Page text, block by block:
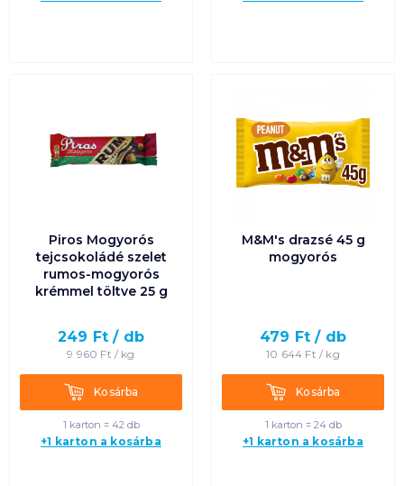
Piros Mogyorós
tejcsokoládé szelet
rumos-mogyorós
krémmel töltve 25 g
249 Ft / db
9 960 Ft / kg
KosárbaKosárba
1 karton = 42 db
+1 karton a kosárba
M&M's drazsé 45 g
mogyorós
479 Ft / db
10 644 Ft / kg
KosárbaKosárba
1 karton = 24 db
+1 karton a kosárba